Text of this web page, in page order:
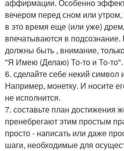
аффирмации. Особенно
вечером перед сном или
в это время еще (или уже)
впечатываются в
должны быть , внимание,
"Я Имею (Делаю) То-то и То-то".
6. сделайте себе некий символ
Например, монетку. И носите
не исполнится.
7. составьте план достижения
пренебрегают этим простым
просто - написать или даже
шаги, необходимые для